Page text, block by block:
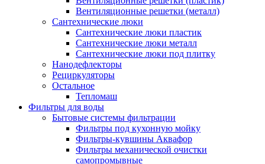
Вентиляционные решетки (металл)
Сантехнические люки
Сантехнические люки пластик
Сантехнические люки металл
Сантехнические люки под плитку
Нанодефлекторы
Рециркуляторы
Остальное
Тепломаш
Фильтры для воды
Бытовые системы фильтрации
Фильтры под кухонную мойку
Фильтры-кувшины Аквафор
Фильтры механической очистки
самопромывные